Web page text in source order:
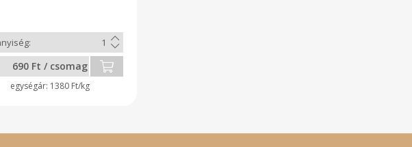
690 Ft / csomag
1380 Ft/kg